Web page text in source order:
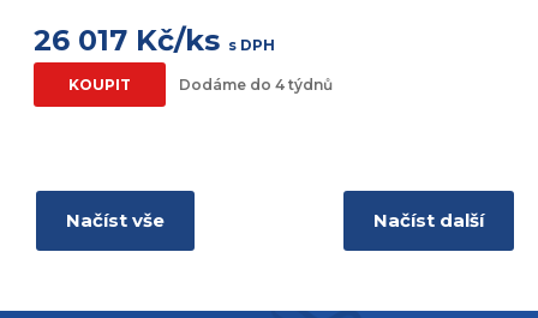
26 017 Kč/ks s DPH
KOUPIT Dodáme do 4 týdnů
Načíst vše Načíst další